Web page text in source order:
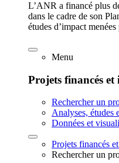
L’ANR a financé plus
dans le cadre de son
études d’impact
Menu
Projets financés et
Rechercher un
Analyses, études
Données et
Projets financés
Rechercher un